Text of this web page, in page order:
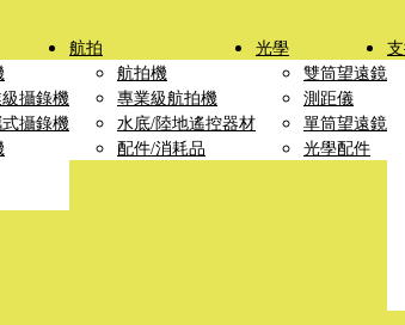
攝錄機
攝錄機
航拍
航拍機
專業級航拍機
水底/陸地遙控器材
配件/消耗品
光學
雙筒望遠鏡
測距儀
單筒望遠鏡
光學配件